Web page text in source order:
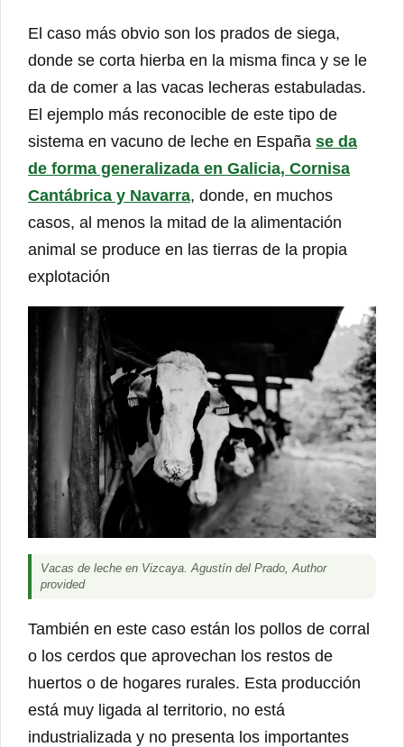
El caso más obvio son los prados de siega,
donde se corta hierba en la misma finca y se le
da de comer a las vacas lecheras estabuladas.
El ejemplo más reconocible de este tipo de
sistema en vacuno de leche en España se da
de forma generalizada en Galicia, Cornisa
Cantábrica y Navarra, donde, en muchos
casos, al menos la mitad de la alimentación
animal se produce en las tierras de la propia
explotación
Vacas de leche en Vizcaya. Agustín del Prado, Author
provided
También en este caso están los pollos de corral
o los cerdos que aprovechan los restos de
huertos o de hogares rurales. Esta producción
está muy ligada al territorio, no está
industrializada y no presenta los importantes